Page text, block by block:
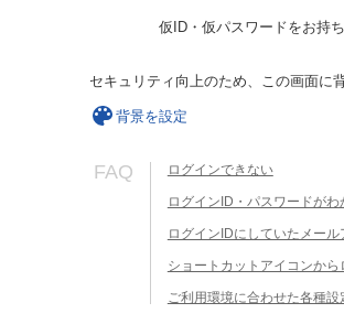
仮ID・仮パスワードをお持
セキュリティ向上のため、この画面に
背景を設定
FAQ ログインできない
ログインID・パスワードがわ
ログインIDにしていたメー
ショートカットアイコンか
ご利用環境に合わせた各種設